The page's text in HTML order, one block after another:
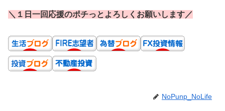
＼１日一回応援のポチっとよろしくお願いします／
NoPunp_NoLife